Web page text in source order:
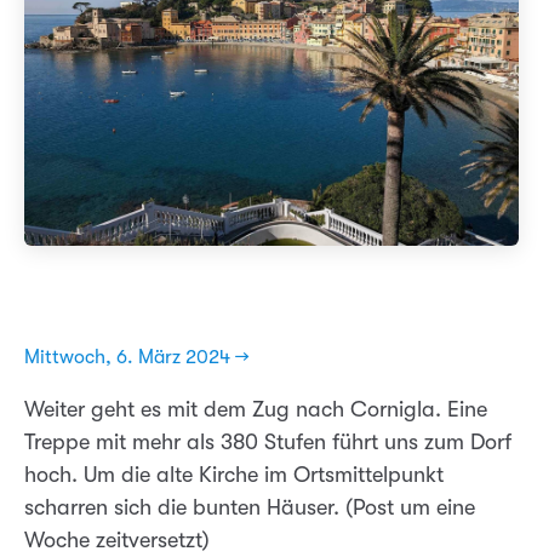
Mittwoch, 6. März 2024 →
Weiter geht es mit dem Zug nach Cornigla. Eine
Treppe mit mehr als 380 Stufen führt uns zum Dorf
hoch. Um die alte Kirche im Ortsmittelpunkt
scharren sich die bunten Häuser. (Post um eine
Woche zeitversetzt)